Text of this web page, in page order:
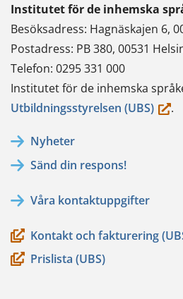
Institutet för de inhemska
Besöksadress: Hagnäskajen 6,
Postadress: PB 380, 00531
Telefon: 0295 331 000
Institutet för de inhemska
Utbildningsstyrelsen (UBS)(du.
Nyheter
Sänd din respons!
Våra kontaktuppgifter
Kontakt och fakturering
Prislista (UBS)